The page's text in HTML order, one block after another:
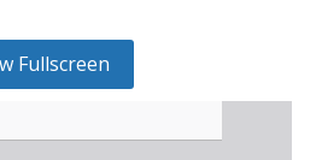
Fullscreen